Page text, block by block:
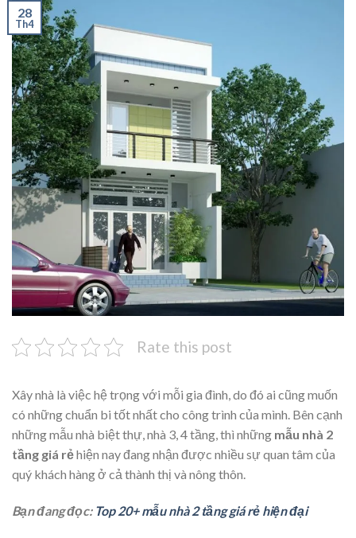
28
Th4
Rate this post
Xây nhà là việc hệ trọng với mỗi gia đình, do đó ai cũng muốn
có những chuẩn bi tốt nhất cho công trình của mình. Bên cạnh
những mẫu nhà biệt thự, nhà 3, 4 tầng, thì những mẫu nhà 2
tầng giá rẻhiện nay đang nhận được nhiều sự quan tâm của
quý khách hàng ở cả thành thị và nông thôn.
Bạn đang đọc: Top 20+ mẫu nhà 2 tầng giá rẻ hiện đại